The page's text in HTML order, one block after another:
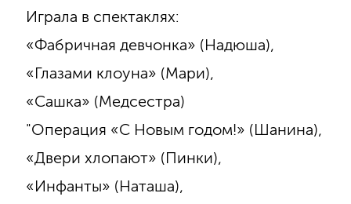
Играла в спектаклях:
«Фабричная девчонка» (Надюша),
«Глазами клоуна» (Мари),
«Сашка» (Медсестра)
"Операция «С Новым годом!» (Шанина),
«Двери хлопают» (Пинки),
«Инфанты» (Наташа),